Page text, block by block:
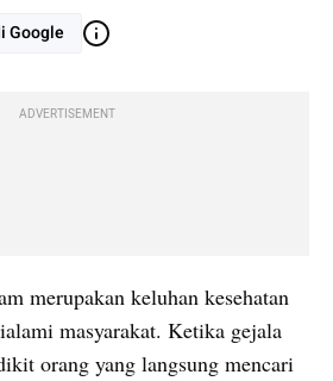
Google
ADVERTISEMENT
merupakan keluhan kesehatan
masyarakat. Ketika gejala
orang yang langsung mencari